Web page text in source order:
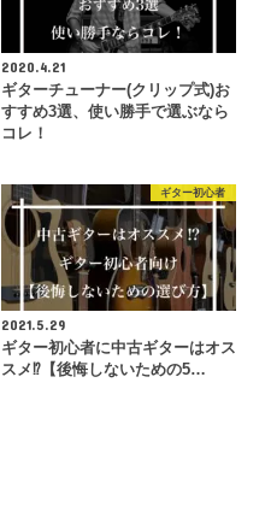
2020.4.21
ギターチューナー(クリップ式)お
すすめ3選、使い勝手で選ぶなら
コレ！
ギター初心者
2021.5.29
ギター初心者に中古ギターはオス
スメ⁉︎【後悔しないための5…